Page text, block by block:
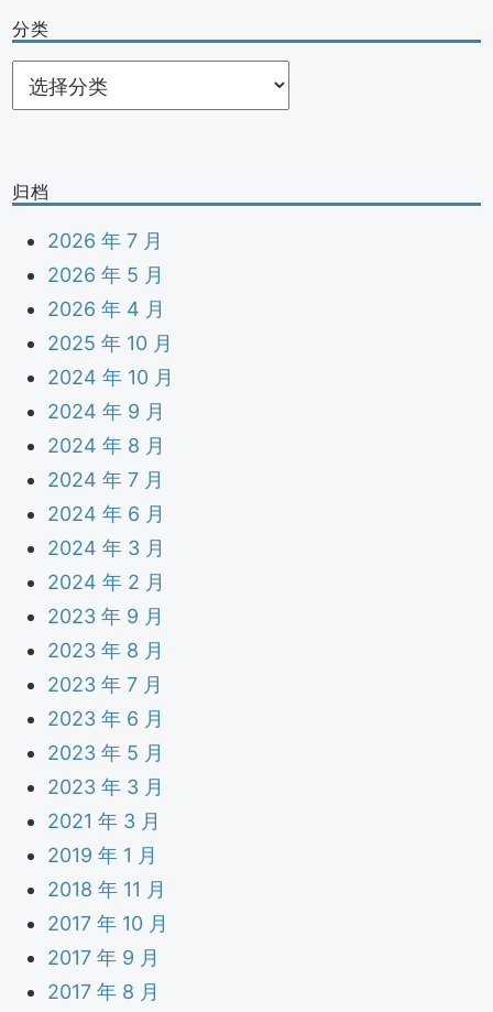
分类
分
类
归档
2026 年 7 月
2026 年 5 月
2026 年 4 月
2025 年 10 月
2024 年 10 月
2024 年 9 月
2024 年 8 月
2024 年 7 月
2024 年 6 月
2024 年 3 月
2024 年 2 月
2023 年 9 月
2023 年 8 月
2023 年 7 月
2023 年 6 月
2023 年 5 月
2023 年 3 月
2021 年 3 月
2019 年 1 月
2018 年 11 月
2017 年 10 月
2017 年 9 月
2017 年 8 月